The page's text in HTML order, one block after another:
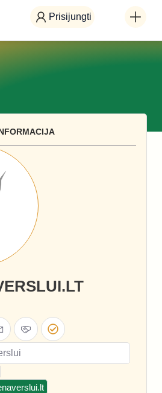
Prisijungti